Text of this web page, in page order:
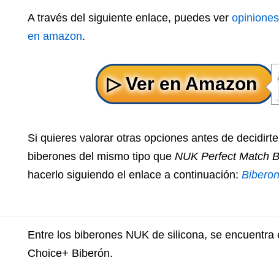
A través del siguiente enlace, puedes ver
en amazon.
Si quieres valorar otras opciones antes de
biberones del mismo tipo que NUK Perfect Match
hacerlo siguiendo el enlace a continuación:
Entre los biberones NUK de silicona, se encuentra
Choice+ Biberón.